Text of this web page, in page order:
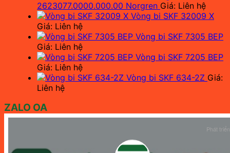
2623077.0000.000.00 Norgren Giá: Liên hệ
Vòng bi SKF 32009 X
Giá: Liên hệ
Vòng bi SKF 7305 BEP
Giá: Liên hệ
Vòng bi SKF 7205 BEP
Giá: Liên hệ
Vòng bi SKF 634-2Z Giá:
Liên hệ
ZALO OA